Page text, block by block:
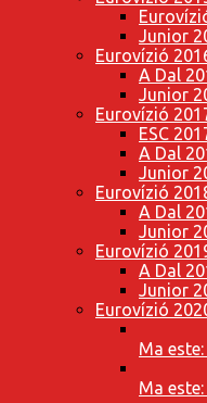
Junior
Eurovízió
A Dal
Junior
Eurovízió
ESC
A Dal
Junior
Eurovízió
A Dal
Junior
Eurovízió
A Dal
Junior
Eurovízió
Ma
Ma